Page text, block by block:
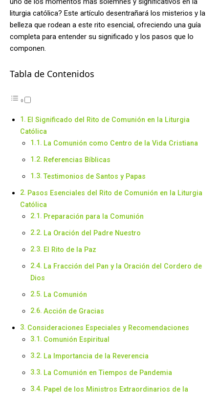
liturgia católica? Este artículo desentrañará los misterios y la
belleza que rodean a este rito esencial, ofreciendo una guía
completa para entender su significado y los pasos que lo
componen.
Tabla de Contenidos
El Significado del Rito de Comunión en la Liturgia
Católica
La Comunión como Centro de la Vida Cristiana
Referencias Bíblicas
Testimonios de Santos y Papas
Pasos Esenciales del Rito de Comunión en la Liturgia
Católica
Preparación para la Comunión
La Oración del Padre Nuestro
El Rito de la Paz
La Fracción del Pan y la Oración del Cordero de
Dios
La Comunión
Acción de Gracias
Consideraciones Especiales y Recomendaciones
Comunión Espiritual
La Importancia de la Reverencia
La Comunión en Tiempos de Pandemia
Papel de los Ministros Extraordinarios de la